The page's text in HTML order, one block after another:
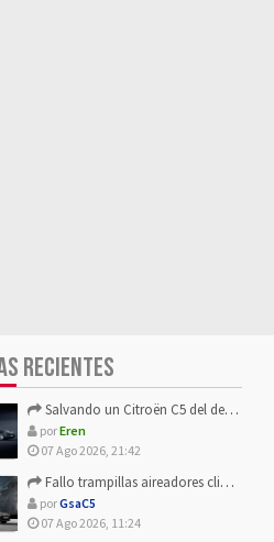
RECIENTES
Salvando un Citroën C5 del desguace: Presentación y seguimiento
porEren
07 Ago 2026, 21:42
Fallo trampillas aireadores climatizador
porGsaC5
07 Ago 2026, 11:24